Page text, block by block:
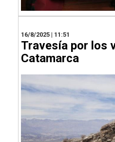
16/8/2025 | 11:51
Travesía por los
Catamarca